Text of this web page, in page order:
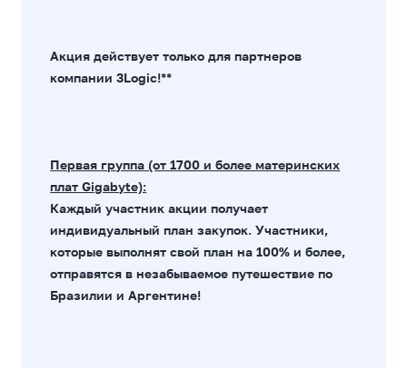
Акция действует только для партнеров
компании 3Logic!**
Первая группа (от 1700 и более материнских
плат Gigabyte):
Каждый участник акции получает
индивидуальный план закупок. Участники,
которые выполнят свой план на 100% и более,
отправятся в незабываемое путешествие по
Бразилии и Аргентине!